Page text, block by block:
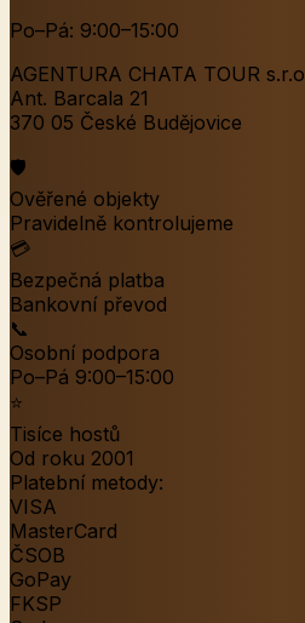
Po–Pá: 9:00–15:00
AGENTURA CHATA TOUR
Ant. Barcala 21
370 05 České Budějovice
🛡️
Ověřené objekty
Pravidelně kontrolujeme
💳
Bezpečná platba
Bankovní převod
📞
Osobní podpora
Po–Pá 9:00–15:00
⭐
Tisíce hostů
Od roku 2001
Platební metody:
VISA
MasterCard
ČSOB
GoPay
FKSP